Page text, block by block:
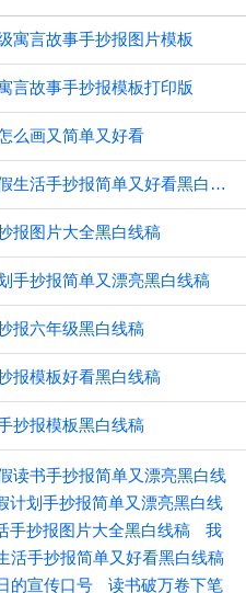
寓言故事手抄报图片模板
言故事手抄报模板打印版
么画又简单又好看
我的寒假生活手抄报绘画我的寒假生活手抄报简单又好看黑白线稿
报图片大全黑白线稿
手抄报简单又漂亮黑白线稿
报六年级黑白线稿
报模板好看黑白线稿
抄报模板黑白线稿
读书手抄报简单又漂亮黑白线
计划手抄报简单又漂亮黑白线
手抄报图片大全黑白线稿
我
活手抄报简单又好看黑白线稿
的宣传口号
读书破万卷下笔